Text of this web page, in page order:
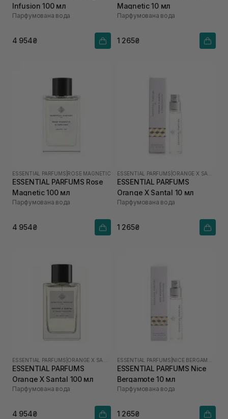
Infusion 100 мл
Парфумована вода
4 954₴
Magnetic 10 мл
Парфумована вода
1 265₴
ESSENTIAL PARFUMS ROSE MAGNETIC
ESSENTIAL PARFUMS Rose
Magnetic 100 мл
Парфумована вода
4 954₴
ESSENTIAL PARFUMS
ESSENTIAL PARFUMS
Orange X Santal 10 мл
Парфумована вода
1 265₴
ESSENTIAL PARFUMS
ESSENTIAL PARFUMS
Orange X Santal 100 мл
Парфумована вода
4 954₴
ESSENTIAL PARFUMS
ESSENTIAL PARFUMS Nice
Bergamote 10 мл
Парфумована вода
1 265₴